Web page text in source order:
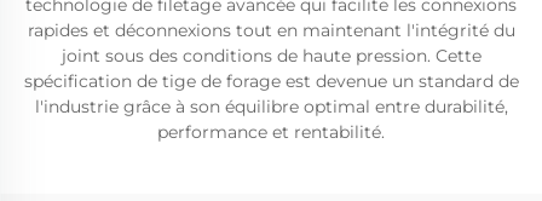
technologie de filetage avancée qui facilite les connexions
rapides et déconnexions tout en maintenant l'intégrité du
joint sous des conditions de haute pression. Cette
spécification de tige de forage est devenue un standard de
l'industrie grâce à son équilibre optimal entre durabilité,
performance et rentabilité.